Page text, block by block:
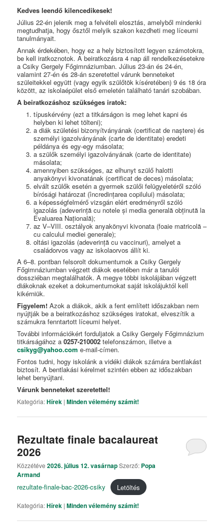
Kedves leendő kilencedikesek!
Július 22-én jelenik meg a felvételi elosztás, amelyből mindenki
megtudhatja, hogy ősztől melyik szakon kezdheti meg líceumi
tanulmányait.
Annak érdekében, hogy ez a hely biztosított legyen számotokra,
be kell iratkoznotok. A beiratkozásra 4 nap áll rendelkezésetekre
a Csiky Gergely Főgimnáziumban. Július 23-án és 24-én,
valamint 27-én és 28-án szeretettel várunk benneteket
szüleitekkel együtt (vagy egyik szülőtök kíséretében) 9 és 18 óra
között, az iskolaépület első emeletén található tanári szobában.
A beiratkozáshoz szükséges iratok:
típuskérvény (ezt a titkárságon is meg lehet kapni és
helyben ki lehet tölteni);
a diák születési bizonyítványának (certificat de naștere) és
személyi igazolványának (carte de identitate) eredeti
példánya és egy-egy másolata;
a szülők személyi igazolványának (carte de identitate)
másolata;
amennyiben szükséges, az elhunyt szülő halotti
anyakönyvi kivonatának (certificat de deces) másolata;
elvált szülők esetén a gyermek szülői felügyeletéről szóló
bírósági határozat (încredințarea copilului) másolata;
a képességfelmérő vizsgán elért eredményről szóló
igazolás (adeverință cu notele și media generală obținută la
Evaluarea Națională);
az V–VIII. osztályok anyakönyvi kivonata (foaie matricolă –
cu calculul mediei generale);
oltási igazolás (adeverință cu vaccinuri), amelyet a
családorvos vagy az iskolaorvos állít ki.
A 6–8. pontban felsorolt dokumentumok a Csiky Gergely
Főgimnáziumban végzett diákok esetében már a tanulói
dossziéban megtalálhatók. A megye többi iskolájában végzett
diákoknak ezeket a dokumentumokat saját iskolájuktól kell
kikérniük.
Figyelem! Azok a diákok, akik a fent említett időszakban nem
nyújtják be a beiratkozáshoz szükséges iratokat, elveszítik a
számukra fenntartott líceumi helyet.
További információkért forduljatok a Csiky Gergely Főgimnázium
titkárságához a0257-210002 telefonszámon, illetve a
csikyg@yahoo.com e-mail-címen.
Fontos tudni, hogy iskolánk a vidéki diákok számára bentlakást
biztosít. A bentlakási kérelmet szintén ebben az időszakban
lehet benyújtani.
Várunk benneteket szeretettel!
Kategória:Hírek |Minden vélemény számít!
Rezultate finale bacalaureat
2026
Közzétéve2026. július 12. vasárnapSzerző: Popa
Armand
rezultate-finale-bac-2026-csiky Letöltés
Kategória:Hírek |Minden vélemény számít!